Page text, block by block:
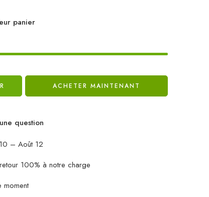
panier
ACHETER MAINTENANT
question
– Août 12
100% à notre charge